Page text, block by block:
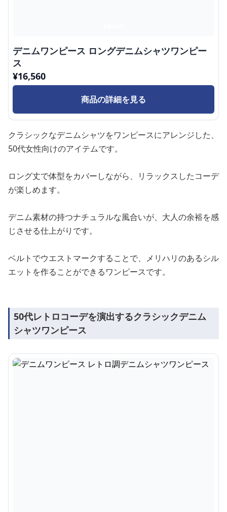
デニムワンピース ロングデニムシャツワンピー
ス
¥16,560
商品の詳細を見る
クラシックなデニムシャツをワンピースにアレンジした、
50代女性向けのアイテムです。
ロング丈で体型をカバーしながら、リラックスしたコーデ
が楽しめます。
デニム素材の持つナチュラルな風合いが、大人の余裕を感
じさせる仕上がりです。
ベルトでウエストマークすることで、メリハリのあるシル
エットを作ることができるワンピースです。
50代レトロコーデを演出するクラシックデニム
シャツワンピース